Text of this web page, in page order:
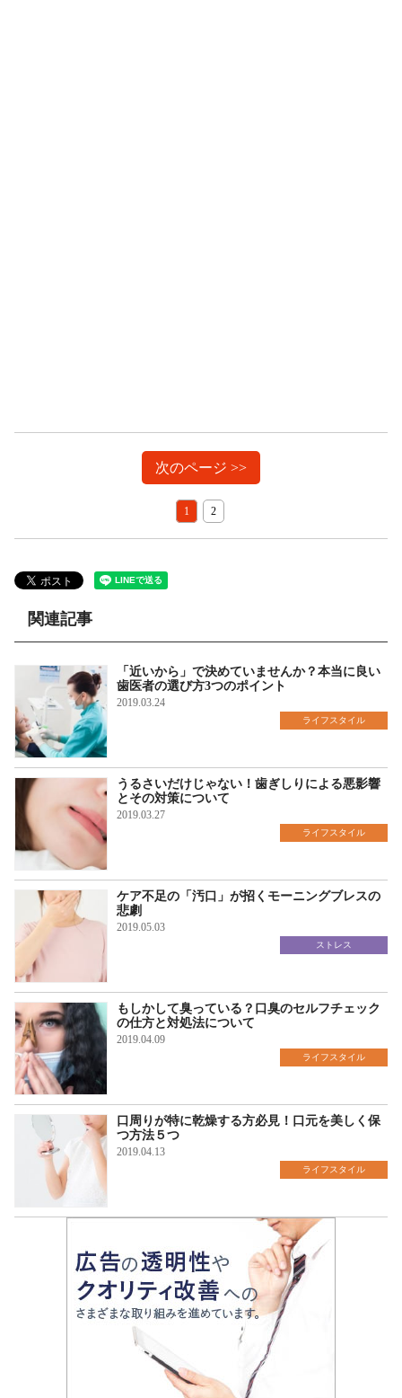
次のページ >>
1 2
関連記事
「近いから」で決めていませんか？本当に良い
歯医者の選び方3つのポイント
2019.03.24
ライフスタイル
うるさいだけじゃない！歯ぎしりによる悪影響
とその対策について
2019.03.27
ライフスタイル
ケア不足の「汚口」が招くモーニングブレスの
悲劇
2019.05.03
ストレス
もしかして臭っている？口臭のセルフチェック
の仕方と対処法について
2019.04.09
ライフスタイル
口周りが特に乾燥する方必見！口元を美しく保
つ方法５つ
2019.04.13
ライフスタイル